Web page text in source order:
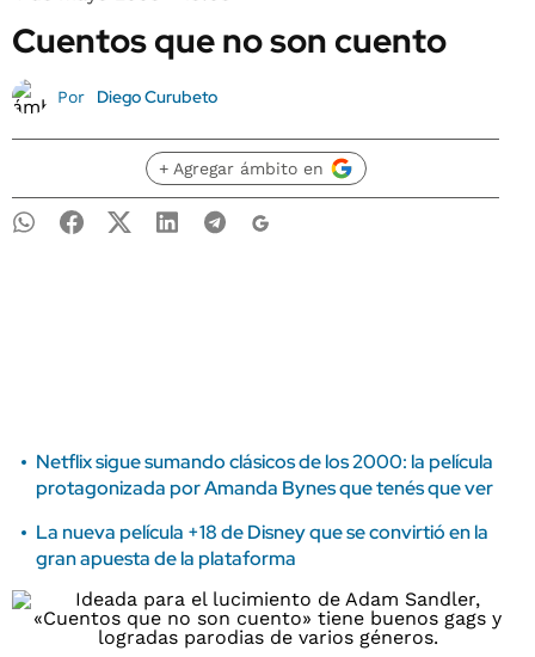
Cuentos que no son cuento
Por Diego Curubeto
+ Agregar ámbito en
Netflix sigue sumando clásicos de los 2000: la película
protagonizada por Amanda Bynes que tenés que ver
La nueva película +18 de Disney que se convirtió en la
gran apuesta de la plataforma